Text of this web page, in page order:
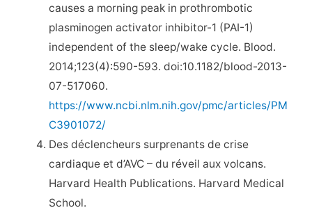
causes a morning peak in prothrombotic
plasminogen activator inhibitor-1 (PAI-1)
independent of the sleep/wake cycle. Blood.
2014;123(4):590-593. doi:10.1182/blood-2013-
07-517060.
https://www.ncbi.nlm.nih.gov/pmc/articles/PM
C3901072/
Des déclencheurs surprenants de crise
cardiaque et d’AVC – du réveil aux volcans.
Harvard Health Publications. Harvard Medical
School.